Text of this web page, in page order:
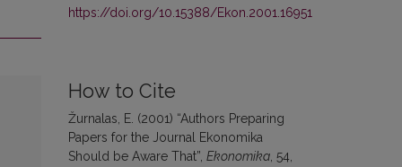
https://doi.org/10.15388/Ekon.2001.16951
How to Cite
Žurnalas, E. (2001) “Authors Preparing
Papers for the Journal Ekonomika
Should be Aware That”, Ekonomika , 54,